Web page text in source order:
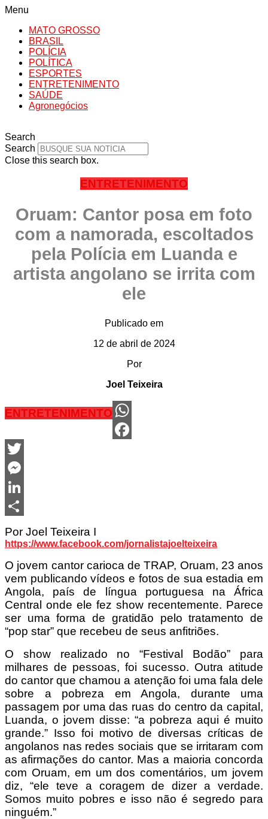
Menu
MATO GROSSO
BRASIL
POLÍCIA
POLÍTICA
ESPORTES
ENTRETENIMENTO
SAÚDE
Agronegócios
Search
Search
Close this search box.
ENTRETENIMENTO
Oruam: Cantor posa em foto
com a namorada, escoltados
pela Polícia em Luanda e
artista angolano se irrita com
ele
Publicado em
12 de abril de 2024
Por
Joel Teixeira
ENTRETENIMENTO
WhatsApp
Facebook
Twitter
Messenger
LinkedIn
Por Joel Teixeira I
https://www.facebook.com/jornalistajoelteixeira
O jovem cantor carioca de TRAP, Oruam, 23 anos
vem publicando vídeos e fotos de sua estadia em
Angola, país de língua portuguesa na África
Central onde ele fez show recentemente. Parece
ser uma forma de gratidão pelo tratamento de
“pop star” que recebeu de seus anfitriões.
O show realizado no “Festival Bodão” para
milhares de pessoas, foi sucesso. Outra atitude
do cantor que chamou a atenção foi uma fala dele
sobre a pobreza em Angola, durante uma
passagem por uma das ruas do centro da capital,
Luanda, o jovem disse: “a pobreza aqui é muito
grande.” Isso foi motivo de diversas críticas de
angolanos nas redes sociais que se irritaram com
as afirmações do cantor. Mas a maioria concorda
com Oruam, em um dos comentários, um jovem
diz, “ele teve a coragem de dizer a verdade.
Somos muito pobres e isso não é segredo para
ninguém.”